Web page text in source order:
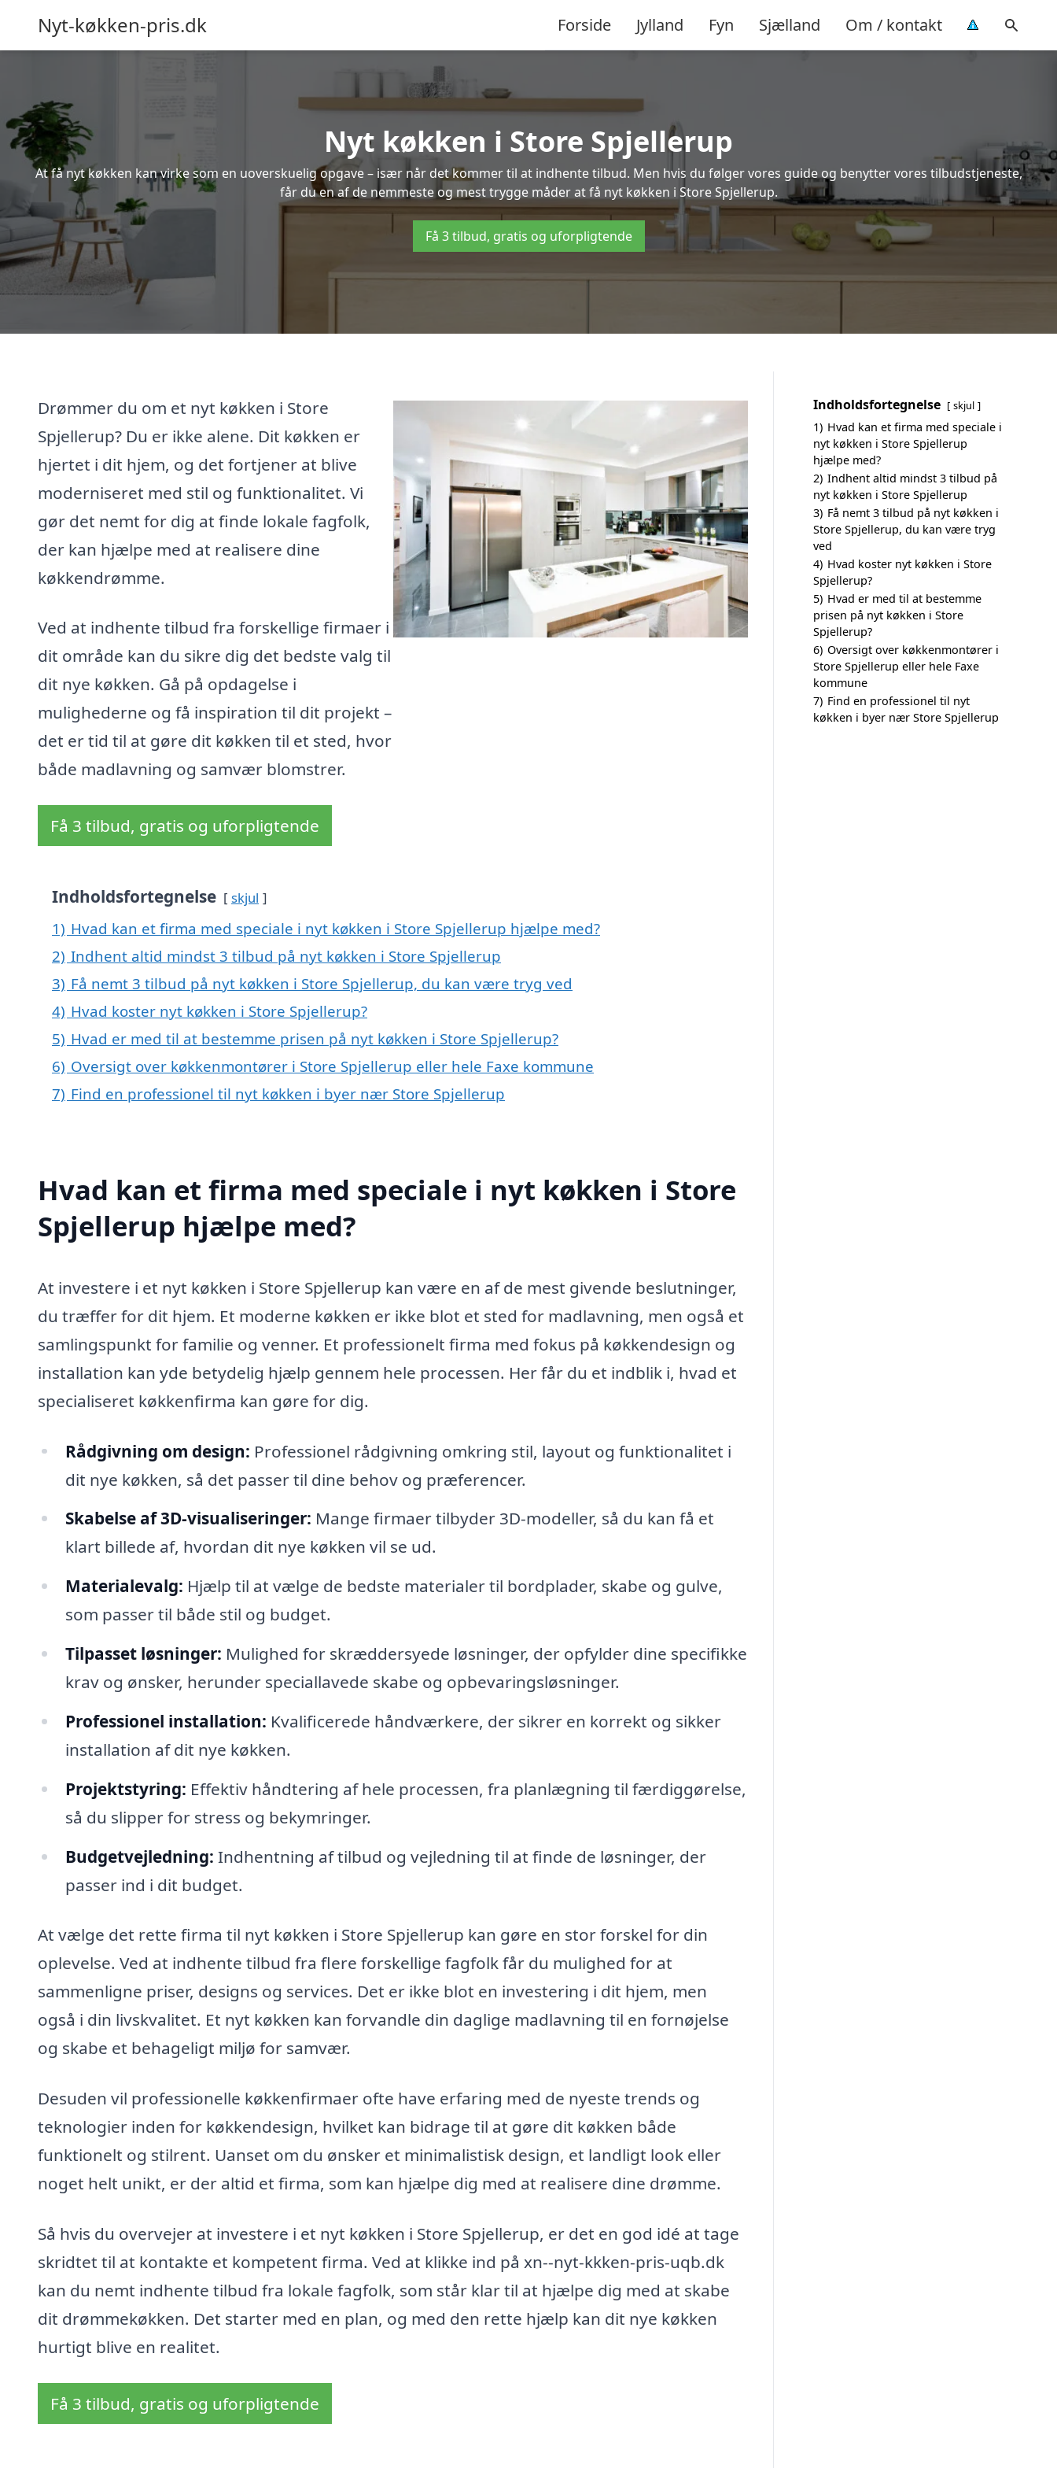
Nyt-køkken-pris.dk Forside Jylland Fyn Sjælland Om / kontakt
Nyt køkken i Store Spjellerup
At få nyt køkken kan virke som en uoverskuelig opgave – især når det kommer til at indhente tilbud. Men hvis du følger vores guide og benytter vores tilbudstjeneste,
får du en af de nemmeste og mest trygge måder at få nyt køkken i Store Spjellerup.
Få 3 tilbud, gratis og uforpligtende
Drømmer du om et nyt køkken i Store
Spjellerup? Du er ikke alene. Dit køkken er
hjertet i dit hjem, og det fortjener at blive
moderniseret med stil og funktionalitet. Vi
gør det nemt for dig at finde lokale fagfolk,
der kan hjælpe med at realisere dine
køkkendrømme.
Ved at indhente tilbud fra forskellige firmaer i
dit område kan du sikre dig det bedste valg til
dit nye køkken. Gå på opdagelse i
mulighederne og få inspiration til dit projekt –
det er tid til at gøre dit køkken til et sted, hvor
både madlavning og samvær blomstrer.
Få 3 tilbud, gratis og uforpligtende
Indholdsfortegnelse skjul
1) Hvad kan et firma med speciale i nyt køkken i Store Spjellerup hjælpe med?
2) Indhent altid mindst 3 tilbud på nyt køkken i Store Spjellerup
3) Få nemt 3 tilbud på nyt køkken i Store Spjellerup, du kan være tryg ved
4) Hvad koster nyt køkken i Store Spjellerup?
5) Hvad er med til at bestemme prisen på nyt køkken i Store Spjellerup?
6) Oversigt over køkkenmontører i Store Spjellerup eller hele Faxe kommune
7) Find en professionel til nyt køkken i byer nær Store Spjellerup
Hvad kan et firma med speciale i nyt køkken i Store
Spjellerup hjælpe med?
At investere i et nyt køkken i Store Spjellerup kan være en af de mest givende beslutninger,
du træffer for dit hjem. Et moderne køkken er ikke blot et sted for madlavning, men også et
samlingspunkt for familie og venner. Et professionelt firma med fokus på køkkendesign og
installation kan yde betydelig hjælp gennem hele processen. Her får du et indblik i, hvad et
specialiseret køkkenfirma kan gøre for dig.
Rådgivning om design: Professionel rådgivning omkring stil, layout og funktionalitet i
dit nye køkken, så det passer til dine behov og præferencer.
Skabelse af 3D-visualiseringer: Mange firmaer tilbyder 3D-modeller, så du kan få et
klart billede af, hvordan dit nye køkken vil se ud.
Materialevalg: Hjælp til at vælge de bedste materialer til bordplader, skabe og gulve,
som passer til både stil og budget.
Tilpasset løsninger: Mulighed for skræddersyede løsninger, der opfylder dine specifikke
krav og ønsker, herunder speciallavede skabe og opbevaringsløsninger.
Professionel installation: Kvalificerede håndværkere, der sikrer en korrekt og sikker
installation af dit nye køkken.
Projektstyring: Effektiv håndtering af hele processen, fra planlægning til færdiggørelse,
så du slipper for stress og bekymringer.
Budgetvejledning: Indhentning af tilbud og vejledning til at finde de løsninger, der
passer ind i dit budget.
At vælge det rette firma til nyt køkken i Store Spjellerup kan gøre en stor forskel for din
oplevelse. Ved at indhente tilbud fra flere forskellige fagfolk får du mulighed for at
sammenligne priser, designs og services. Det er ikke blot en investering i dit hjem, men
også i din livskvalitet. Et nyt køkken kan forvandle din daglige madlavning til en fornøjelse
og skabe et behageligt miljø for samvær.
Desuden vil professionelle køkkenfirmaer ofte have erfaring med de nyeste trends og
teknologier inden for køkkendesign, hvilket kan bidrage til at gøre dit køkken både
funktionelt og stilrent. Uanset om du ønsker et minimalistisk design, et landligt look eller
noget helt unikt, er der altid et firma, som kan hjælpe dig med at realisere dine drømme.
Så hvis du overvejer at investere i et nyt køkken i Store Spjellerup, er det en god idé at tage
skridtet til at kontakte et kompetent firma. Ved at klikke ind på xn--nyt-kkken-pris-uqb.dk
kan du nemt indhente tilbud fra lokale fagfolk, som står klar til at hjælpe dig med at skabe
dit drømmekøkken. Det starter med en plan, og med den rette hjælp kan dit nye køkken
hurtigt blive en realitet.
Få 3 tilbud, gratis og uforpligtende
Indholdsfortegnelse skjul
1) Hvad kan et firma med speciale i
nyt køkken i Store Spjellerup
hjælpe med?
2) Indhent altid mindst 3 tilbud på
nyt køkken i Store Spjellerup
3) Få nemt 3 tilbud på nyt køkken i
Store Spjellerup, du kan være tryg
ved
4) Hvad koster nyt køkken i Store
Spjellerup?
5) Hvad er med til at bestemme
prisen på nyt køkken i Store
Spjellerup?
6) Oversigt over køkkenmontører i
Store Spjellerup eller hele Faxe
kommune
7) Find en professionel til nyt
køkken i byer nær Store Spjellerup